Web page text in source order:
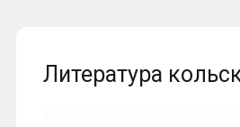
Литература